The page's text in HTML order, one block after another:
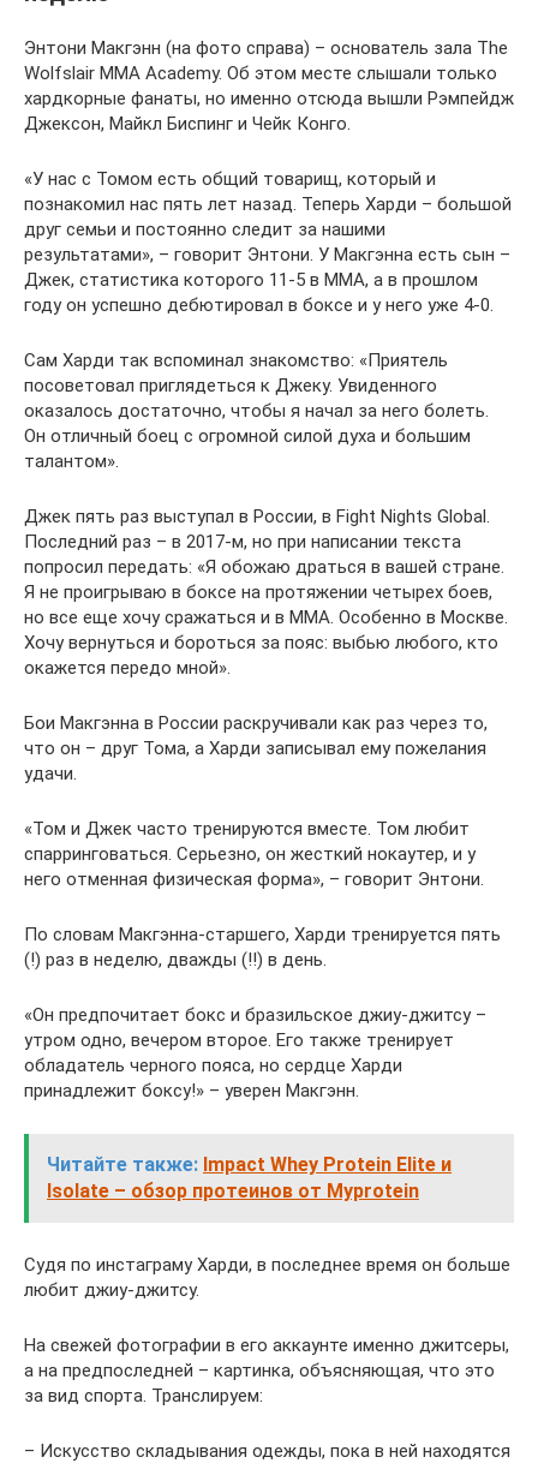
Энтони Макгэнн (на фото справа) – основатель зала The
Wolfslair MMA Academy. Об этом месте слышали только
хардкорные фанаты, но именно отсюда вышли Рэмпейдж
Джексон, Майкл Биспинг и Чейк Конго.
«У нас с Томом есть общий товарищ, который и
познакомил нас пять лет назад. Теперь Харди – большой
друг семьи и постоянно следит за нашими
результатами», – говорит Энтони. У Макгэнна есть сын –
Джек, статистика которого 11-5 в MMA, а в прошлом
году он успешно дебютировал в боксе и у него уже 4-0.
Сам Харди так вспоминал знакомство: «Приятель
посоветовал приглядеться к Джеку. Увиденного
оказалось достаточно, чтобы я начал за него болеть.
Он отличный боец с огромной силой духа и большим
талантом».
Джек пять раз выступал в России, в Fight Nights Global.
Последний раз – в 2017-м, но при написании текста
попросил передать: «Я обожаю драться в вашей стране.
Я не проигрываю в боксе на протяжении четырех боев,
но все еще хочу сражаться и в MMA. Особенно в Москве.
Хочу вернуться и бороться за пояс: выбью любого, кто
окажется передо мной».
Бои Макгэнна в России раскручивали как раз через то,
что он – друг Тома, а Харди записывал ему пожелания
удачи.
«Том и Джек часто тренируются вместе. Том любит
спарринговаться. Серьезно, он жесткий нокаутер, и у
него отменная физическая форма», – говорит Энтони.
По словам Макгэнна-старшего, Харди тренируется пять
(!) раз в неделю, дважды (!!) в день.
«Он предпочитает бокс и бразильское джиу-джитсу –
утром одно, вечером второе. Его также тренирует
обладатель черного пояса, но сердце Харди
принадлежит боксу!» – уверен Макгэнн.
Читайте также: Impact Whey Protein Elite и
Isolate – обзор протеинов от Myprotein
Судя по инстаграму Харди, в последнее время он больше
любит джиу-джитсу.
На свежей фотографии в его аккаунте именно джитсеры,
а на предпоследней – картинка, объясняющая, что это
за вид спорта. Транслируем:
– Искусство складывания одежды, пока в ней находятся